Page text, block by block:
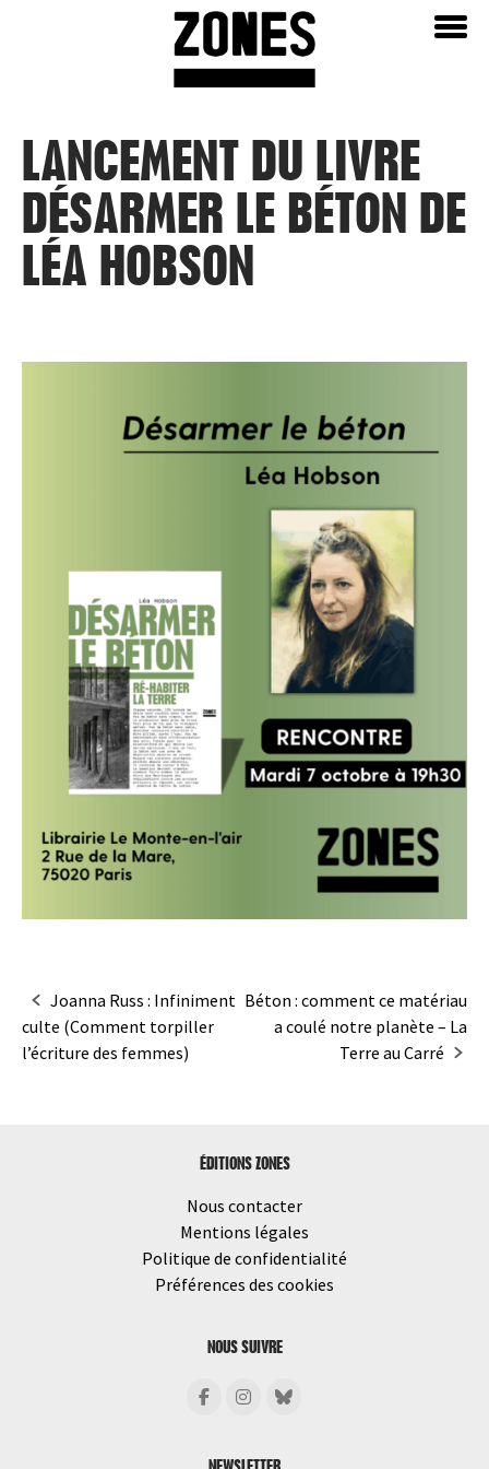
Aller
contenu
Home
LANCEMENT DU LIVRE
DÉSARMER LE BÉTON DE
LÉA HOBSON
Navigation
dans
Joanna Russ : Infiniment
culte (Comment torpiller
l’écriture des femmes)
Béton : comment ce matériau
a coulé notre planète – La
Terre au Carré
ÉDITIONS ZONES
Nous contacter
Mentions légales
Politique de confidentialité
Préférences des cookies
NOUS SUIVRE